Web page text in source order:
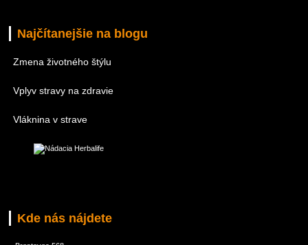
Najčítanejšie na blogu
Zmena životného štýlu
Vplyv stravy na zdravie
Vláknina v strave
Kde nás nájdete